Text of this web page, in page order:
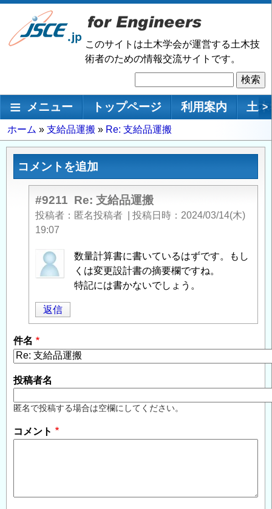
メ
ン
移
このサイトは土木学会が運営する土木技
術者のための情報交流サイトです。
索
メインナビゲーション
メニュー トップページ 利用案内 土 >
パ
ン
ず
ホーム 支給品運搬 Re: 支給品運搬
コメントを追加
#9211 Re: 支給品運搬
投稿者 匿名投稿者 投稿日時
2024/03/14(木)
19:07
匿
名
稿
者
よ
る
「
Re:
支
給
運
数量計算書に書いているはずです。もし
くは変更設計書の摘要欄ですね。
特記には書かないでしょう。
返信
件名
投稿者名
匿名で投稿する場合は空欄にしてください。
コメント